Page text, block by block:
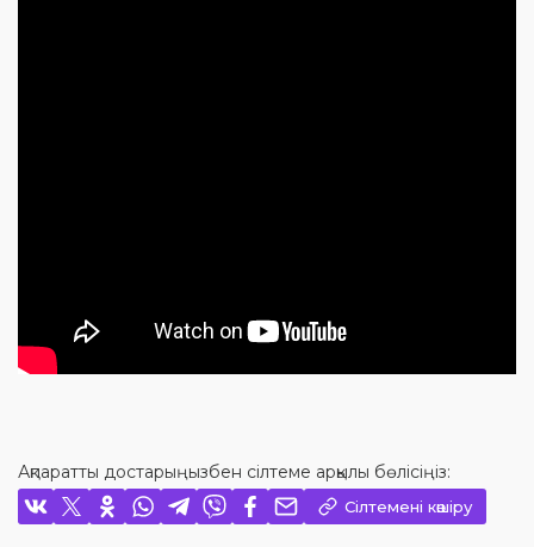
Ақпаратты достарыңызбен сілтеме арқылы бөлісіңіз:
Сілтемені көшіру